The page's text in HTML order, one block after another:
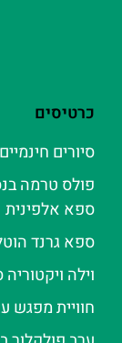
כרטיסים
סיורים
ספא אלפינית
ספא גרנד
וילה
חוויית מפגש